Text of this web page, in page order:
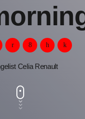
Celia Renault